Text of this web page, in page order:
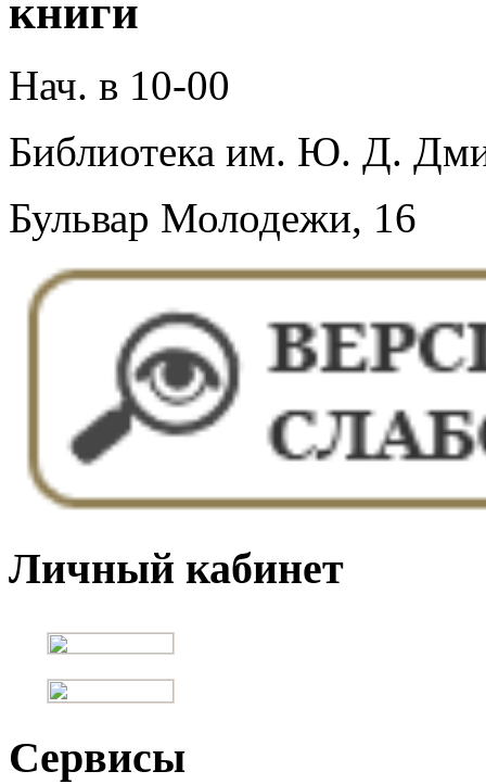
книги
Нач. в 10-00
Библиотека им. Ю. Д.
Бульвар Молодежи, 16
Личный кабинет
Сервисы